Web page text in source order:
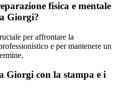
fisica e mentale
Giorgi?
per affrontare la
e per mantenere un
Giorgi con la stampa e i